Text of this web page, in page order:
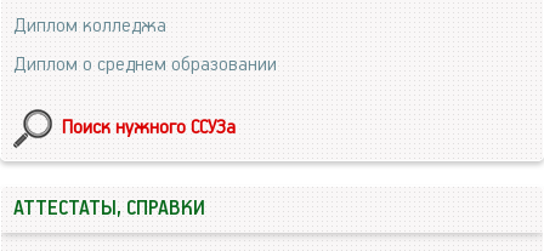
Диплом колледжа
Диплом о среднем образовании
Поиск нужного ССУЗа
АТТЕСТАТЫ, СПРАВКИ